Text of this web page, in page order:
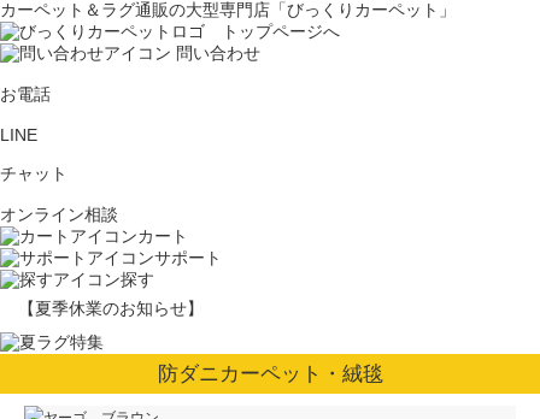
カーペット＆ラグ通販の大型専門店「びっくりカーペット」
問い合わせ
お電話
LINE
チャット
オンライン相談
カート
サポート
探す
【夏季休業のお知らせ】
防ダニカーペット・絨毯